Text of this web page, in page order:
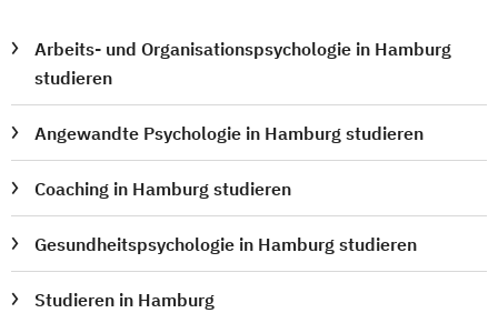
Arbeits- und Organisationspsychologie in Hamburg
studieren
Angewandte Psychologie in Hamburg studieren
Coaching in Hamburg studieren
Gesundheitspsychologie in Hamburg studieren
Studieren in Hamburg